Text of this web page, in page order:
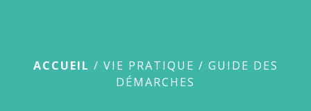
ACCUEIL / VIE PRATIQUE / GUIDE DES
DÉMARCHES